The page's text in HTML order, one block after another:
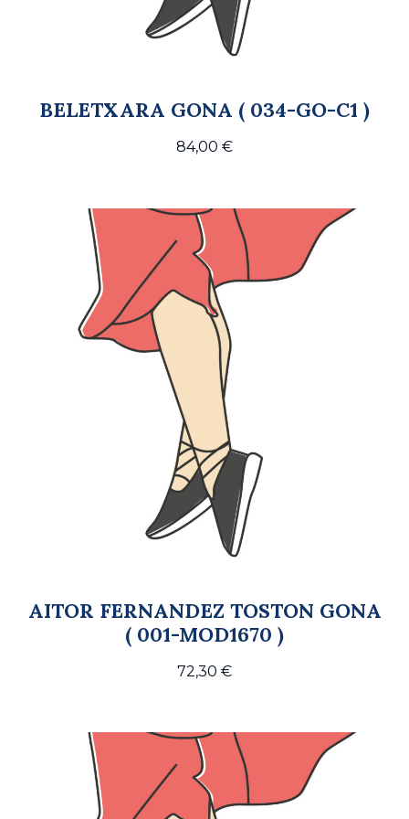
BELETXARA GONA ( 034-GO-C1 )
84,00 €
AITOR FERNANDEZ TOSTON GONA
( 001-MOD1670 )
72,30 €